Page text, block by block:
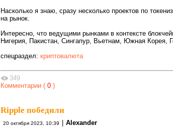
Насколько я знаю, сразу несколько проектов по
на рынок.
Интересно, что ведущими рынками в контексте
Нигерия, Пакистан, Сингапур, Вьетнам, Южная Корея,
спецраздел: криптовалюта
349
Комментарии ( 0 )
Ripple победили
20 октября 2023, 10:39 Alexander